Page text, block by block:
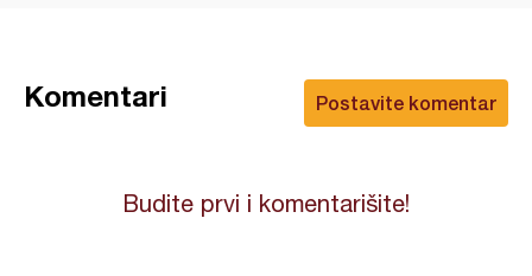
Postavite komentar
Komentari
Budite prvi i komentarišite!